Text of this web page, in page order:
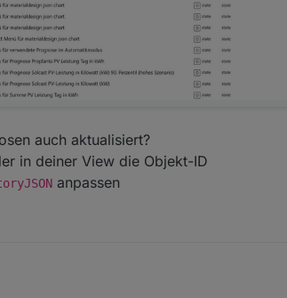
auch aktualisiert?
in deiner View die Objekt-ID
anpassen